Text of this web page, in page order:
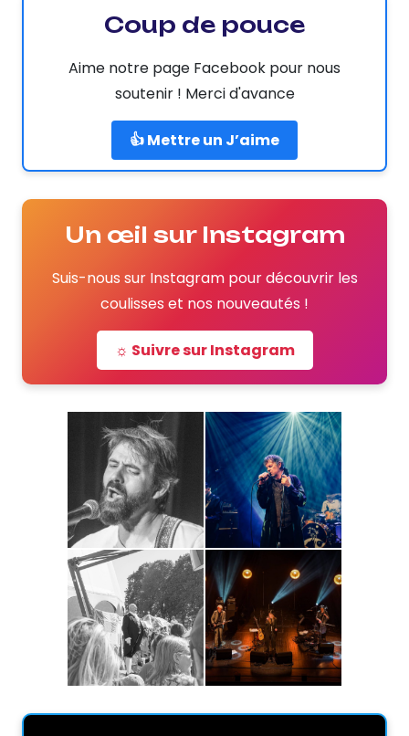
Coup de pouce
Aime notre page Facebook pour nous
soutenir ! Merci d'avance
👍 Mettre un J’aime
Un œil sur Instagram
Suis-nous sur Instagram pour découvrir les
coulisses et nos nouveautés !
☼ Suivre sur Instagram